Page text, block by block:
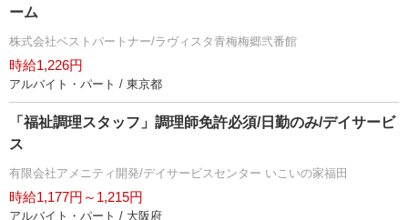
ーム
株式会社ベストパートナー/ラヴィスタ青梅梅郷弐番館
時給1,226円
アルバイト・パート / 東京都
「福祉調理スタッフ」調理師免許必須/日勤のみ/デイサービ
ス
有限会社アメニティ開発/デイサービスセンター いこいの家福田
時給1,177円～1,215円
アルバイト・パート / 大阪府